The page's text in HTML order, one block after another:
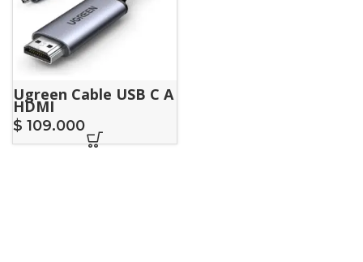
Ugreen Cable USB C A
HDMI
$ 109.000